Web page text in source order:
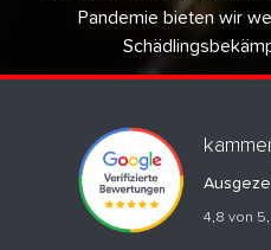
Pandemie bieten wir
4,8 von